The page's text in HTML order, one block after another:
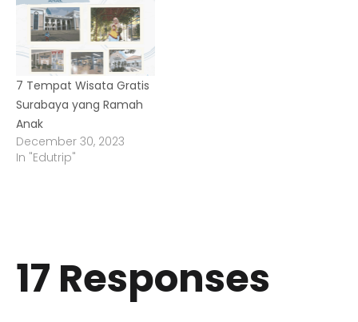
7 Tempat Wisata Gratis
Surabaya yang Ramah
Anak
December 30, 2023
In "Edutrip"
17 Responses